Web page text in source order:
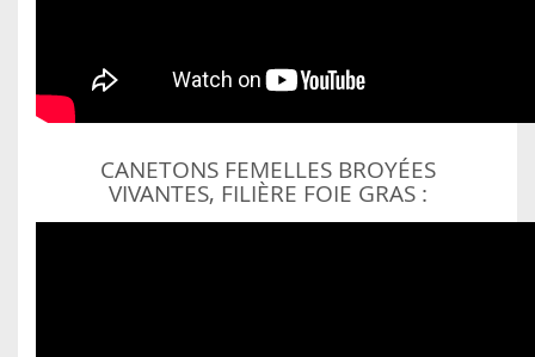
CANETONS FEMELLES BROYÉES
VIVANTES, FILIÈRE FOIE GRAS :